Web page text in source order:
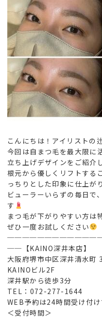
こんにちは！アイリストの
今回は自まつ毛を最大限に
立ち上げデザインをご紹介
根元から優しくリフトする
っちりとした印象に仕上が
ビューラーいらずの毎日で
す
まつ毛が下がりやすい方は
ぜひ一度お試しください
──【KAINO深井本店】
大阪府堺市中区深井清水町
KAINOビル2F
深井駅から徒歩3分
TEL：072-277-1644
WEB予約は24時間受け付け
＜受付時間＞